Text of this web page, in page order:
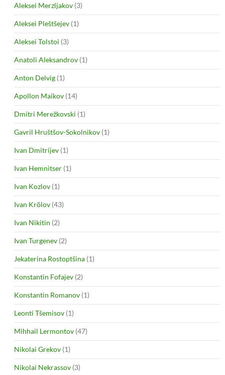
Aleksei Merzljakov (3)
Aleksei Pleštšejev (1)
Aleksei Tolstoi (3)
Anatoli Aleksandrov (1)
Anton Delvig (1)
Apollon Maikov (14)
Dmitri Merežkovski (1)
Gavril Hruštšov-Sokolnikov (1)
Ivan Dmitrijev (1)
Ivan Hemnitser (1)
Ivan Kozlov (1)
Ivan Krõlov (43)
Ivan Nikitin (2)
Ivan Turgenev (2)
Jekaterina Rostoptšina (1)
Konstantin Fofajev (2)
Konstantin Romanov (1)
Leonti Tšemisov (1)
Mihhail Lermontov (47)
Nikolai Grekov (1)
Nikolai Nekrassov (3)